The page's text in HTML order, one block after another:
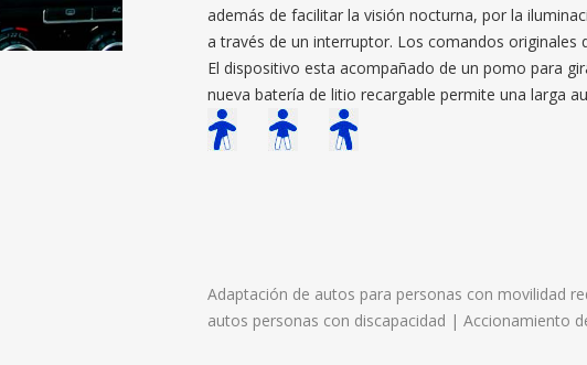
además de facilitar la visión nocturna, por la
a través de un interruptor. Los comandos originales
El dispositivo esta acompañado de un pomo para
nueva batería de litio recargable permite una larga
Adaptación de autos para personas con movilidad
autos personas con discapacidad | Accionamiento